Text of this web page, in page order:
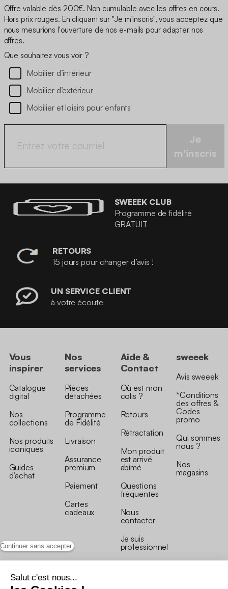
Continuer sans accepter
Salut c'est nous...
Offre valable dès 200€. Non cumulable avec les offres en cours.
Hors prix rouges. En cliquant sur "Je m'inscris", vous acceptez que
nous mesurions l'ouverture de nos e-mails pour adapter nos
offres.
Que souhaitez vous voir ?
Mobilier d’intérieur
Mobilier d’extérieur
Mobilier et loisirs pour enfants
Je
m'inscris
SWEEEK CLUB
Programme de fidélité
GRATUIT
RETOURS
15 jours pour changer d’avis !
UN SERVICE CLIENT
à votre écoute
Vous
inspirer
Catalogue
digital
Nos
collections
Nos produits
iconiques
Guides
d’achat
Nos
services
Pièces
détachées
Programme
de Fidélité
Livraison
Assurance
premium
Paiement
Cartes
cadeaux
Aide &
Contact
Où est mon
colis ?
Retours
Rétractation
Mon produit
est arrivé
abîmé
Questions
fréquentes
Nous
contacter
Je suis
professionnel
sweeek
Avis sweeek
*Conditions
des offres &
Codes
promo
Qui sommes
nous ?
Nos
magasins